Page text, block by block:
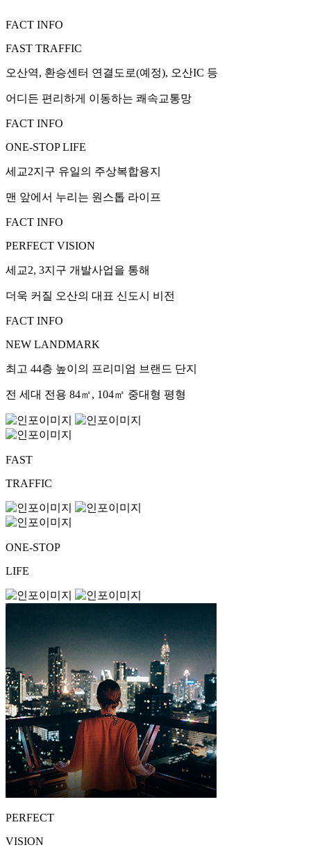
FACT INFO
FAST TRAFFIC
오산역, 환승센터 연결도로(예정), 오산IC 등
어디든 편리하게 이동하는 쾌속교통망
FACT INFO
ONE-STOP LIFE
세교2지구 유일의 주상복합용지
맨 앞에서 누리는 원스톱 라이프
FACT INFO
PERFECT VISION
세교2, 3지구 개발사업을 통해
더욱 커질 오산의 대표 신도시 비전
FACT INFO
NEW LANDMARK
최고 44층 높이의 프리미엄 브랜드 단지
전 세대 전용 84㎡, 104㎡ 중대형 평형
FAST
TRAFFIC
ONE-STOP
LIFE
PERFECT
VISION